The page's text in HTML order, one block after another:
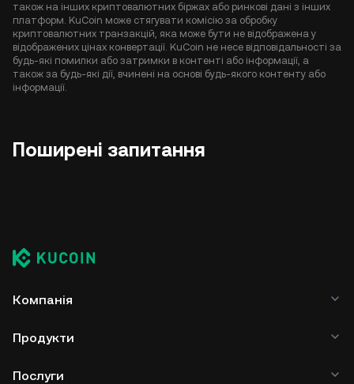
також на інших криптовалютних біржах або ринкові дані з інших
платформ. KuCoin може стягувати комісію за обробку
криптовалютних транзакцій, яка може бути не відображена у
відображених цінах конвертації. KuCoin не несе відповідальності за
будь-які помилки або затримки в контенті або інформації, а
також за будь-які дії, вчинені на основі будь-якого контенту або
інформації.
Поширені запитання
Компанія
Продукти
Послуги